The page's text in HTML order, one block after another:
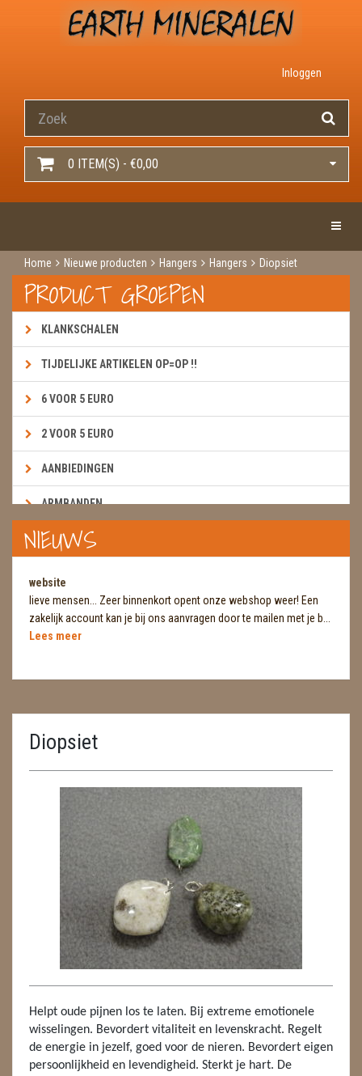
Inloggen
0 ITEM(S) - €0,00
Home Nieuwe producten Hangers Hangers Diopsiet
PRODUCT GROEPEN
KLANKSCHALEN
TIJDELIJKE ARTIKELEN OP=OP !!
6 VOOR 5 EURO
2 VOOR 5 EURO
AANBIEDINGEN
ARMBANDEN
BOEKEN & KAARTEN E.A.R.T.H.
BROEKZAKSTENEN
CADEAUBONNEN
DIERTJES
DIVERSE
ENGELEN
GEODE 'S / STANDAARDS
GESLEPEN STENEN
HANGERS
HANGERS
LUXE HANGERS
HARTEN
HUISREINIGING
KAARSEN
NIEUWS
website
lieve mensen... Zeer binnenkort opent onze webshop weer! Een
zakelijk account kan je bij ons aanvragen door te mailen met je b...
Lees meer
Diopsiet
Helpt oude pijnen los te laten. Bij extreme emotionele
wisselingen. Bevordert vitaliteit en levenskracht. Regelt
de energie in jezelf, goed voor de nieren. Bevordert eigen
persoonlijkheid en levendigheid. Sterkt je hart. De